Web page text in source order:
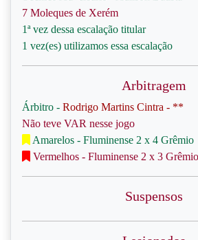
7 Moleques de Xerém
1ª vez dessa escalação titular
1 vez(es) utilizamos essa escalação
Arbitragem
Árbitro - Rodrigo Martins Cintra - **
Não teve VAR nesse jogo
Amarelos - Fluminense 2 x 4 Grêmio
Vermelhos - Fluminense 2 x 3 Grêmio
Suspensos